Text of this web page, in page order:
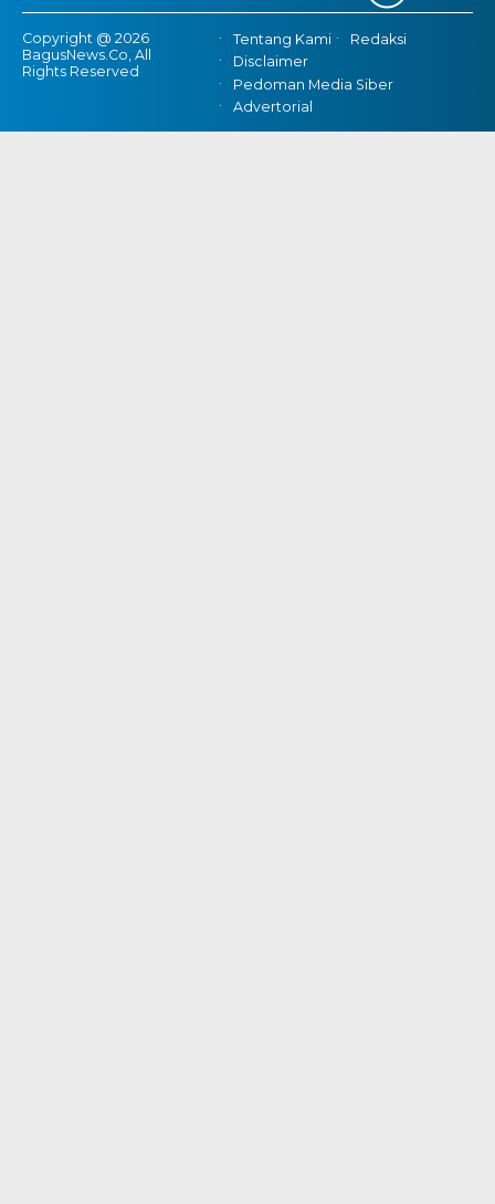
Copyright @ 2026
BagusNews.Co, All
Rights Reserved
Tentang Kami
Redaksi
Disclaimer
Pedoman Media Siber
Advertorial